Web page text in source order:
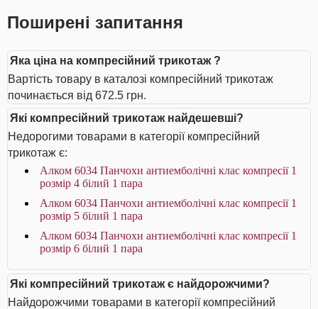
Поширені запитання
Яка ціна на компресійний трикотаж ?
Вартість товару в каталозі компресійний трикотаж
починається від 672.5 грн.
Які компресійний трикотаж найдешевші?
Недорогими товарами в категорії компресійний
трикотаж є:
Алком 6034 Панчохи антиемболічні клас компресії 1
розмір 4 білий 1 пара
Алком 6034 Панчохи антиемболічні клас компресії 1
розмір 5 білий 1 пара
Алком 6034 Панчохи антиемболічні клас компресії 1
розмір 6 білий 1 пара
Які компресійний трикотаж є найдорожчими?
Найдорожчими товарами в категорії компресійний